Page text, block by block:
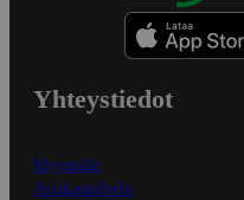
Yhteystiedot
Myymälät
Asiakaspalvelu